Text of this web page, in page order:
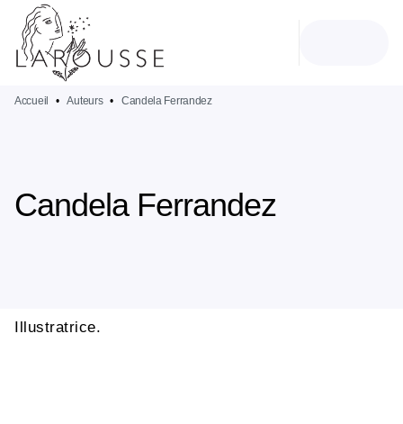
MENU
PIED DE PAGE
Accueil • Auteurs • Candela Ferrandez
Candela Ferrandez
Illustratrice.